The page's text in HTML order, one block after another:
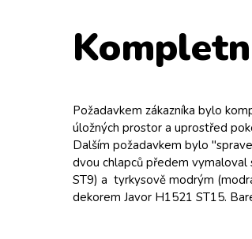
Požadavkem zákazníka bylo
úložných prostor a uprostřed
Dalším požadavkem bylo
dvou chlapců předem
ST9) a tyrkysově modrým
dekorem Javor H1521 ST15.